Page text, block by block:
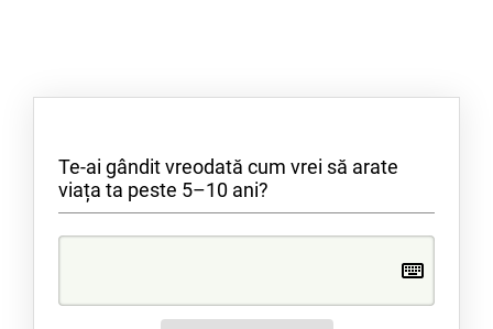
Te-ai gândit vreodată cum vrei să arate
viața ta peste 5–10 ani?